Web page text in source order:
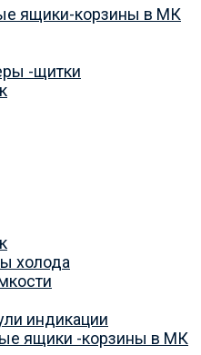
ящики-корзины в МК
-щитки
холода
индикации
ящики -корзины в МК